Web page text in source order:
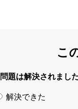
こ
問題は解決されまし
解決できた